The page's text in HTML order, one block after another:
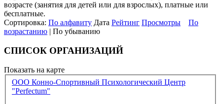
возрасте (занятия для детей или для взрослых), платные или
бесплатные.
Сортировка: По алфавиту Дата Рейтинг Просмотры
По
возрастанию | По убыванию
СПИСОК ОРГАНИЗАЦИЙ
Показать на карте
ООО Конно-Спортивный Психологический Центр
"Perfectum"